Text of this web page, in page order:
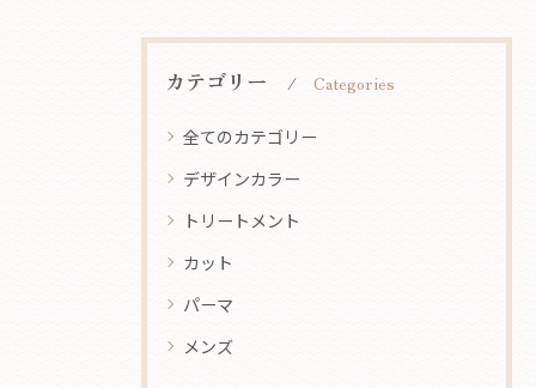
カテゴリー Categories
全てのカテゴリー
デザインカラー
トリートメント
カット
パーマ
メンズ